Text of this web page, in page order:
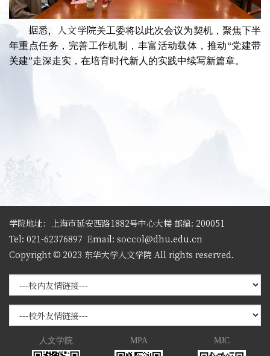
据悉，人文学院关工委将以此次会议为契机，聚焦下半
年重点任务，完善工作机制，丰富活动载体，推动“党建带
关建”走深走实，在培育时代新人的实践中续写新篇章。
学院地址：上海市延安西路1882号中心大楼 邮编: 200051
Tel: 021-62376897 Email: soccol@dhu.edu.cn
Copyright © 2023 东华大学人文学院 All rights reserved.
人文学院 MPA MJC